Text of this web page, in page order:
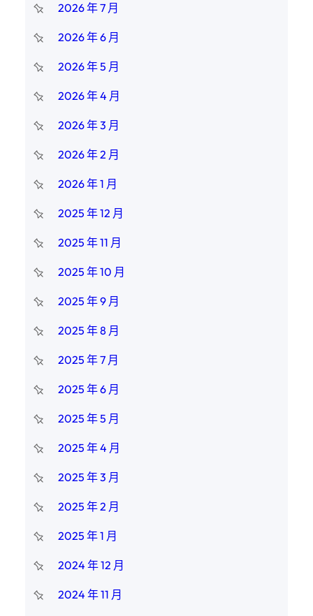
2026 年 7 月
2026 年 6 月
2026 年 5 月
2026 年 4 月
2026 年 3 月
2026 年 2 月
2026 年 1 月
2025 年 12 月
2025 年 11 月
2025 年 10 月
2025 年 9 月
2025 年 8 月
2025 年 7 月
2025 年 6 月
2025 年 5 月
2025 年 4 月
2025 年 3 月
2025 年 2 月
2025 年 1 月
2024 年 12 月
2024 年 11 月